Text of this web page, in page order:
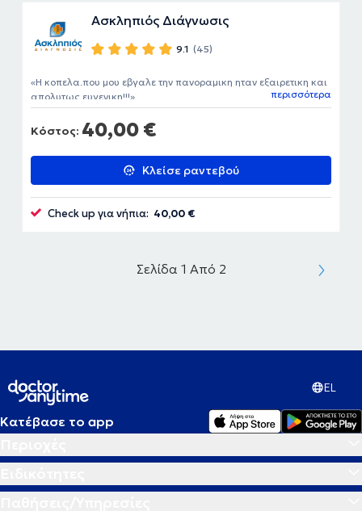
Ασκληπιός Διάγνωσις
9.1 (45)
Κόστος: 40,00 €
Κλείσε ραντεβού
Η κοπελα.που μου εβγαλε την πανοραμικη ηταν εξαιρετικη και
απολυτως ευγενικη!!!
περισσότερα
Check up για νήπια: 40,00 €
Σελίδα 1 Από 2
EL
Κατέβασε το app